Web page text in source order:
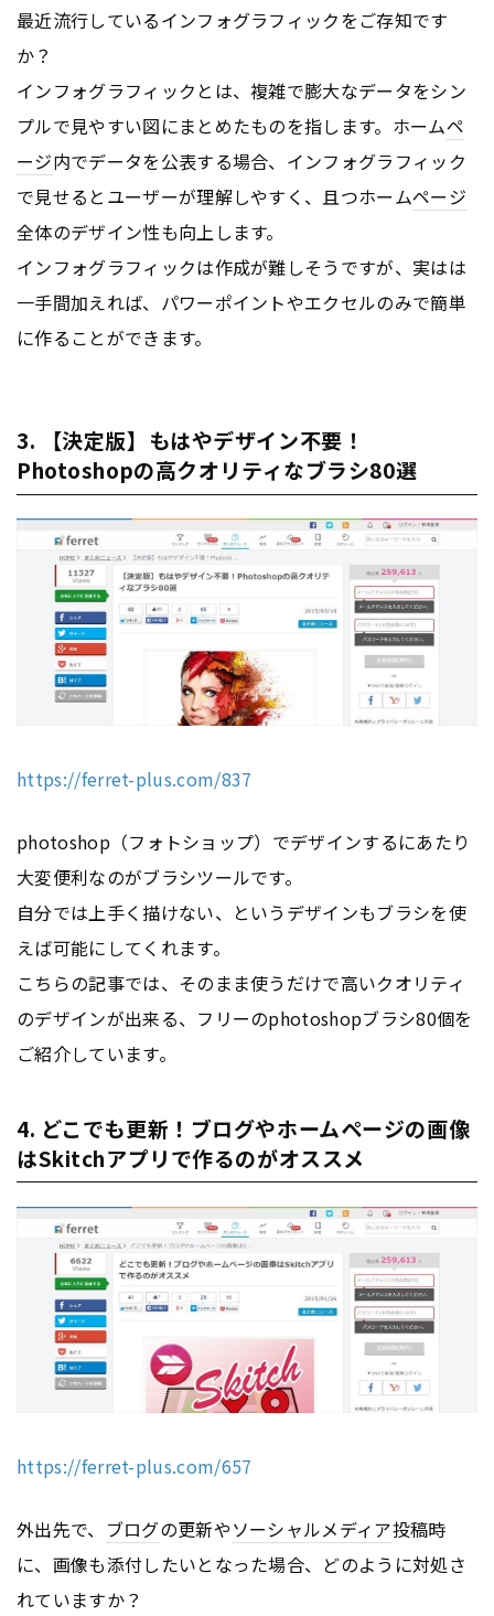
最近流行しているインフォグラフィックをご存知です
か？
インフォグラフィックとは、複雑で膨大なデータをシン
プルで見やすい図にまとめたものを指します。ホームペ
ージ内でデータを公表する場合、インフォグラフィック
で見せるとユーザーが理解しやすく、且つホームページ
全体のデザイン性も向上します。
インフォグラフィックは作成が難しそうですが、実はは
一手間加えれば、パワーポイントやエクセルのみで簡単
に作ることができます。
3. 【決定版】もはやデザイン不要！
Photoshopの高クオリティなブラシ80選
https://ferret-plus.com/837
photoshop（フォトショップ）でデザインするにあたり
大変便利なのがブラシツールです。
自分では上手く描けない、というデザインもブラシを使
えば可能にしてくれます。
こちらの記事では、そのまま使うだけで高いクオリティ
のデザインが出来る、フリーのphotoshopブラシ80個を
ご紹介しています。
4. どこでも更新！ブログやホームページの画像
はSkitchアプリで作るのがオススメ
https://ferret-plus.com/657
外出先で、 ブログの更新やソーシャルメディア投稿時
に、画像も添付したいとなった場合、どのように対処さ
れていますか？